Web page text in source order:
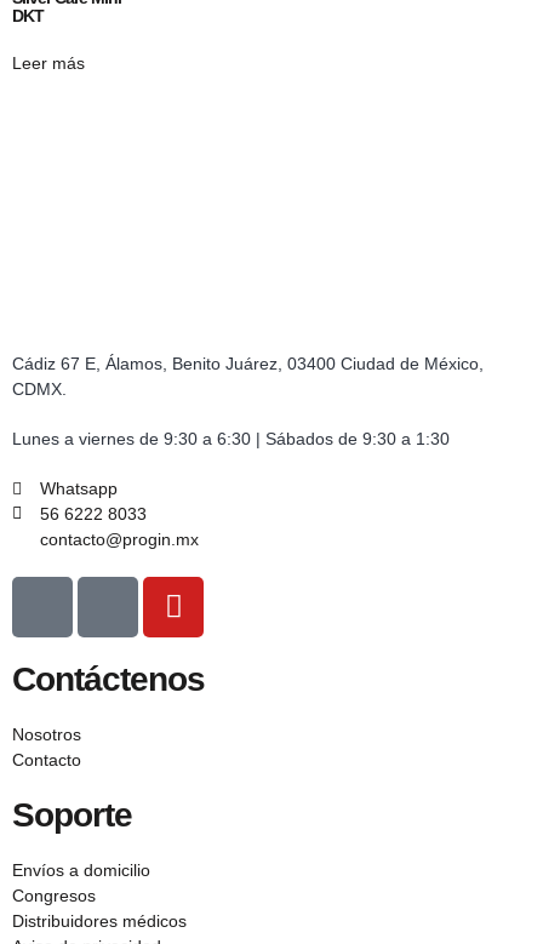
DKT
Leer más
Cádiz 67 E, Álamos, Benito Juárez, 03400 Ciudad de México,
CDMX.
Lunes a viernes de 9:30 a 6:30 | Sábados de 9:30 a 1:30
Whatsapp
56 6222 8033
contacto@progin.mx
Contáctenos
Nosotros
Contacto
Soporte
Envíos a domicilio
Congresos
Distribuidores médicos